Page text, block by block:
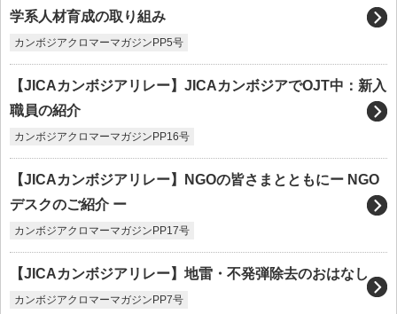
学系人材育成の取り組み
カンボジアクロマーマガジンPP5号
【JICAカンボジアリレー】JICAカンボジアでOJT中：新入
職員の紹介
カンボジアクロマーマガジンPP16号
【JICAカンボジアリレー】NGOの皆さまとともにー NGO
デスクのご紹介 ー
カンボジアクロマーマガジンPP17号
【JICAカンボジアリレー】地雷・不発弾除去のおはなし
カンボジアクロマーマガジンPP7号